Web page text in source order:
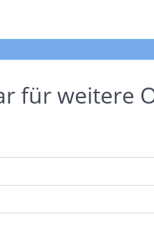
für weitere